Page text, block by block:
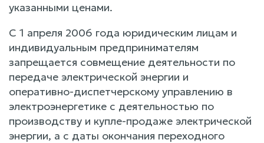
указанными ценами.
С 1 апреля 2006 года юридическим лицам и
индивидуальным предпринимателям
запрещается совмещение деятельности по
передаче электрической энергии и
оперативно-диспетчерскому управлению в
электроэнергетике с деятельностью по
производству и купле-продаже электрической
энергии, а с даты окончания переходного